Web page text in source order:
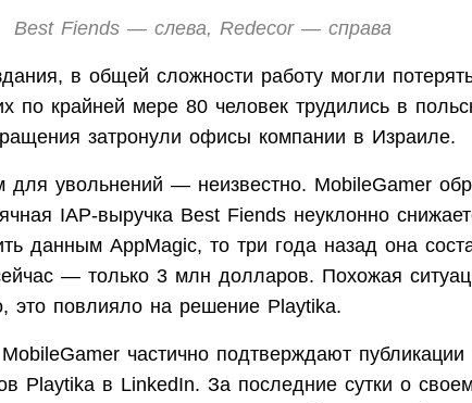
Best Fiends — слева, Redecor — справа
в общей сложности работу могли
по крайней мере 80 человек трудились в
затронули офисы компании в Израиле.
для увольнений — неизвестно. MobileGamer
IAP-выручка Best Fiends неуклонно
данным AppMagic, то три года назад она
— только 3 млн долларов. Похожая
это повлияло на решение Playtika.
частично подтверждают публикации
Playtika в LinkedIn. За последние сутки о